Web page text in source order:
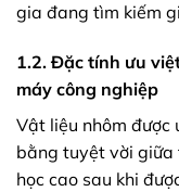
gia đang tìm kiếm
1.2. Đặc tính ưu
máy công nghiệp
Vật liệu nhôm được
bằng tuyệt vời giữa
học cao sau khi